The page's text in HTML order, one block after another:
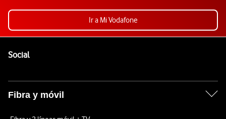
Ir a Mi Vodafone
SocialEnlaces a las redes sociales de Vodafone
Fibra y móvil